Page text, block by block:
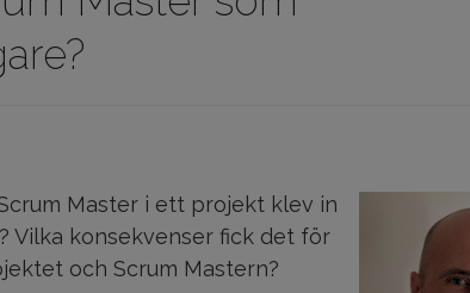
Master i ett projekt klev in
Vilka konsekvenser fick det för
och Scrum Mastern?